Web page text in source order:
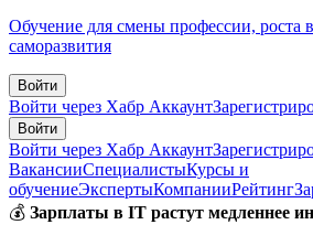
Обучение для смены профессии, роста
саморазвития
Войти
Войти через Хабр Аккаунт
Войти
Войти через Хабр Аккаунт
ВакансииСпециалистыКурсы и
обучениеЭкспертыКомпанииРейтинг
💰 Зарплаты в IT растут медленнее